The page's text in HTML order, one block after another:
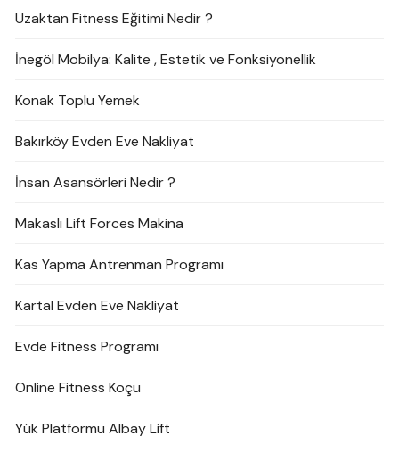
Uzaktan Fitness Eğitimi Nedir ?
İnegöl Mobilya: Kalite , Estetik ve Fonksiyonellik
Konak Toplu Yemek
Bakırköy Evden Eve Nakliyat
İnsan Asansörleri Nedir ?
Makaslı Lift Forces Makina
Kas Yapma Antrenman Programı
Kartal Evden Eve Nakliyat
Evde Fitness Programı
Online Fitness Koçu
Yük Platformu Albay Lift